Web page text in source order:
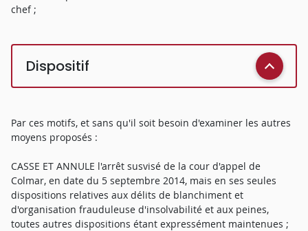
chef ;
Dispositif
Par ces motifs, et sans qu'il soit besoin d'examiner les autres
moyens proposés :
CASSE ET ANNULE l'arrêt susvisé de la cour d'appel de
Colmar, en date du 5 septembre 2014, mais en ses seules
dispositions relatives aux délits de blanchiment et
d'organisation frauduleuse d'insolvabilité et aux peines,
toutes autres dispositions étant expressément maintenues ;